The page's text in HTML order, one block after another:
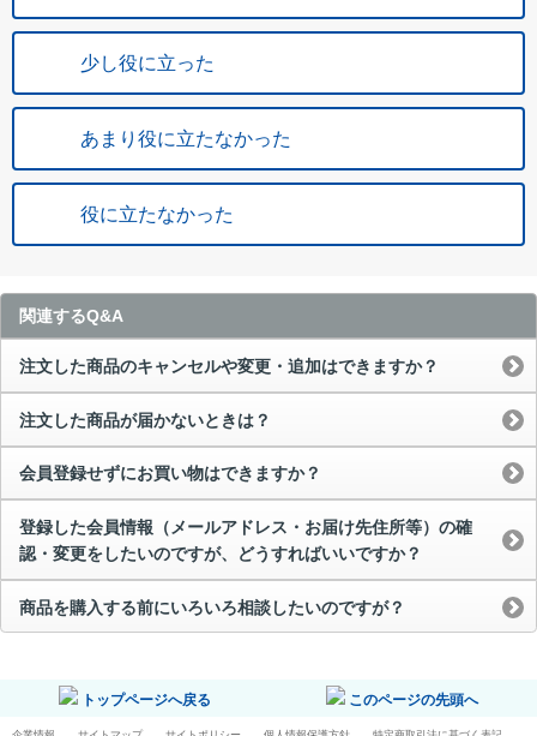
少し役に立った
あまり役に立たなかった
役に立たなかった
関連するQ&A
注文した商品のキャンセルや変更・追加はできますか？
注文した商品が届かないときは？
会員登録せずにお買い物はできますか？
登録した会員情報（メールアドレス・お届け先住所等）の確
認・変更をしたいのですが、どうすればいいですか？
商品を購入する前にいろいろ相談したいのですが？
トップページへ戻る このページの先頭へ